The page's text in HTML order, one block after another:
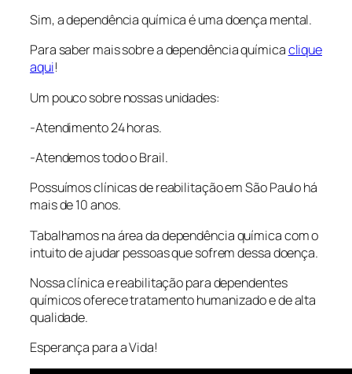
Sim, a dependência química é uma doença mental.
Para saber mais sobre a dependência químicaclique
aqui!
Um pouco sobre nossas unidades:
-Atendimento 24 horas.
-Atendemos todo o Brail.
Possuímos clínicas de reabilitação em São Paulo há
mais de 10 anos.
Tabalhamos na área da dependência química com o
intuito de ajudar pessoas que sofrem dessa doença.
Nossa clínica e reabilitação para dependentes
químicos oferece tratamento humanizado e de alta
qualidade.
Esperança para a Vida!